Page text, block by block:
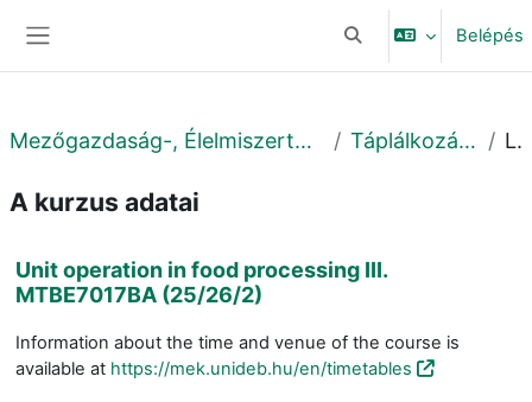
Keresési bemeneti
Belépés
Mezőgazdaság-, Élelmiszertudományi és Környezetgazdálkodási Kar Táplálkozástudományi Intézet
A kurzus adatai
Unit operation in food processing III.
MTBE7017BA (25/26/2)
Information about the time and venue of the course is
available at https://mek.unideb.hu/en/timetables